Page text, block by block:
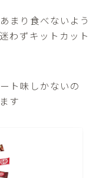
まり食べないよう
わずキットカット
ト味しかないの
す